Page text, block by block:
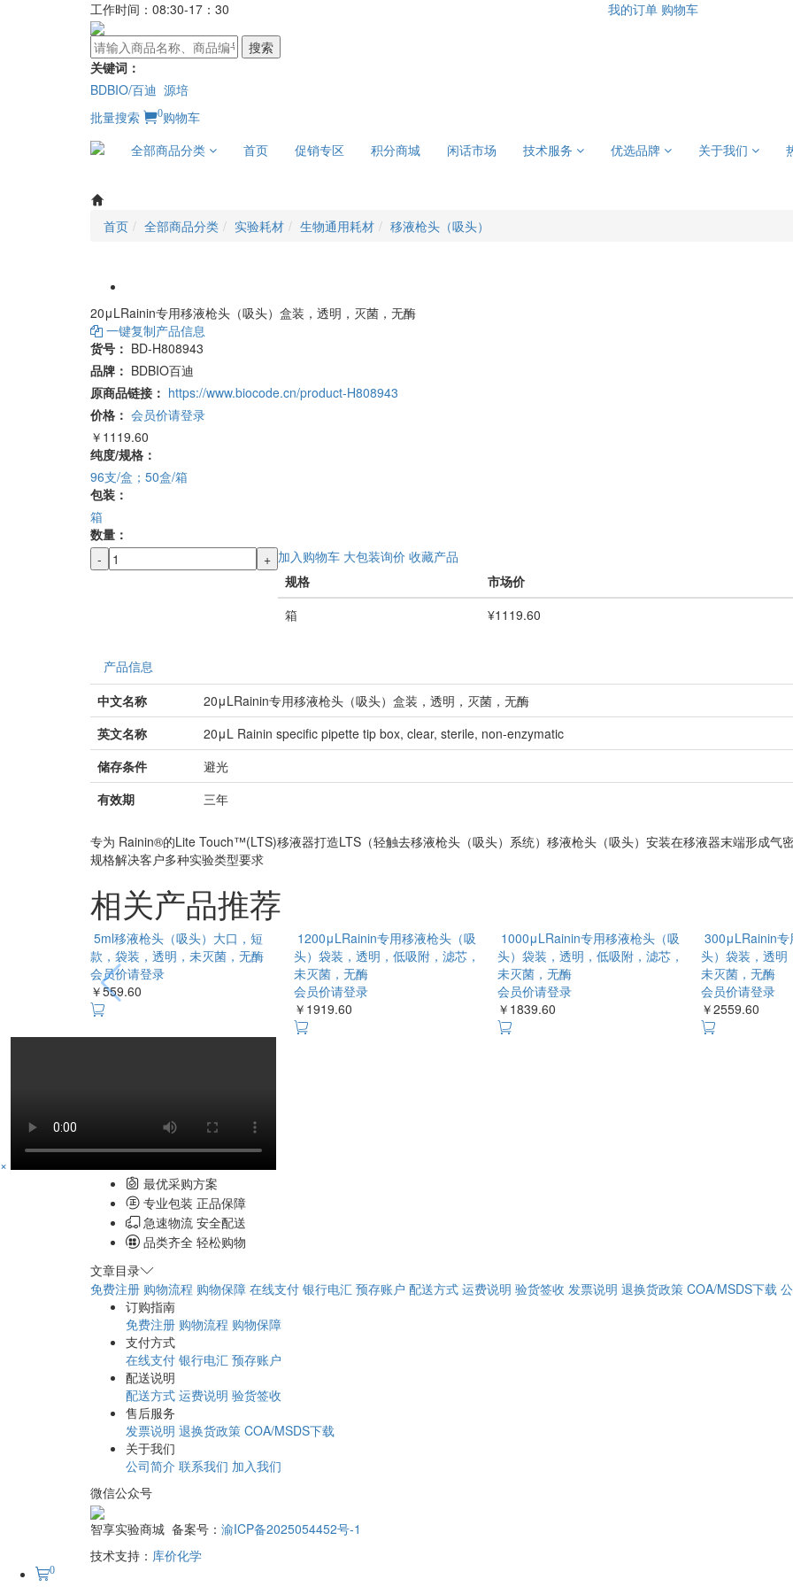
工作时间：08:30-17：30 我的订单 购物车
搜索
关键词：
BDBIO/百迪 源培
批量搜索
0购物车
全部商品分类
首页 促销专区 积分商城 闲话市场 技术服务 优选品牌 关于我们
首页 全部商品分类 实验耗材 生物通用耗材 移液枪头（吸头）
20μLRainin专用移液枪头（吸头）盒装，透明，灭菌，无酶
一键复制产品信息
货号： BD-H808943
品牌： BDBIO百迪
原商品链接： https://www.biocode.cn/product-H808943
价格： 会员价请登录
￥1119.60
纯度/规格：
96支/盒；50盒/箱
包装：
箱
数量：
-
+ 加入购物车 大包装询价 收藏产品
规格
市场价
箱
¥1119.60
产品信息
中文名称
20μLRainin专用移液枪头（吸头）盒装，透明，灭菌，无酶
英文名称
20μL Rainin specific pipette tip box, clear, sterile, non-enzymatic
储存条件
避光
有效期
三年
专为 Rainin®的Lite Touch™(LTS)移液器打造LTS（轻触去移液枪头（吸头）系统）移液枪头（吸头）安装在移液器末端形成气
规格解决客户多种实验类型要求 ​
相关产品推荐
5ml移液枪头（吸头）大口，短款，
袋装，透明，未灭菌，无酶
会员价请登录
1200μLRainin专用移液枪头（吸
头）袋装，透明，低吸附，滤芯，
未灭菌，无酶
1000μLRainin专用移液枪头（吸
头）袋装，透明，低吸附，滤芯，
未灭菌，无酶
300μLRainin专
头）袋装，透
未灭菌，无酶
最优采购方案
急速物流 安全配送
品类齐全 轻松购物
文章目录
免费注册 购物流程
订购指南
免费注册
支付方式
在线支付
配送说明
配送方式
售后服务
发票说明
关于我们
公司简介
联系我们
微信公众号